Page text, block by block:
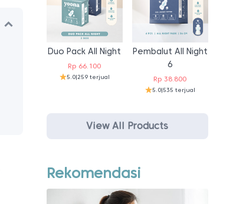
Duo Pack All Night
Rp 66.100
5.0|259 terjual
Pembalut All Night
6
Rp 38.800
5.0|535 terjual
View All Products
Rekomendasi